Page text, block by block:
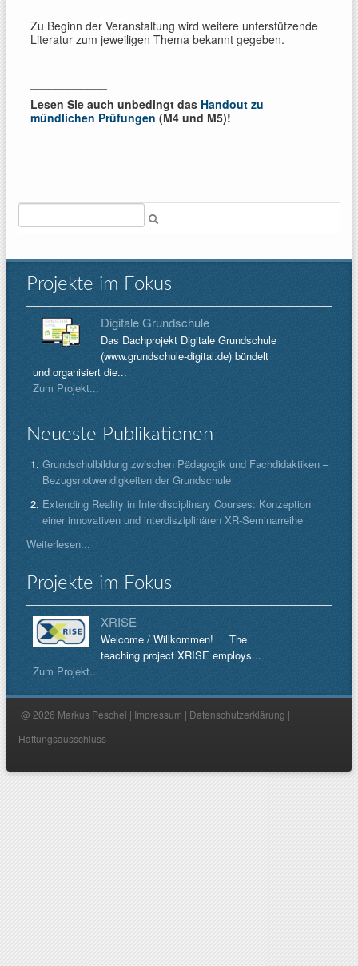
Zu Beginn der Veranstaltung wird weitere unterstützende
Literatur zum jeweiligen Thema bekannt gegeben.
Lesen Sie auch unbedingt das Handout zu
mündlichen Prüfungen (M4 und M5)!
Projekte im Fokus
Digitale Grundschule
Das Dachprojekt Digitale Grundschule
(www.grundschule-digital.de) bündelt
und organisiert die...
Zum Projekt...
Neueste Publikationen
Grundschulbildung zwischen Pädagogik und Fachdidaktiken –
Bezugsnotwendigkeiten der Grundschule
Extending Reality in Interdisciplinary Courses: Konzeption
einer innovativen und interdisziplinären XR-Seminarreihe
Weiterlesen...
Projekte im Fokus
XRISE
Welcome / Willkommen! The
teaching project XRISE employs...
Zum Projekt...
@ 2026 Markus Peschel | Impressum | Datenschutzerklärung |
Haftungsausschluss